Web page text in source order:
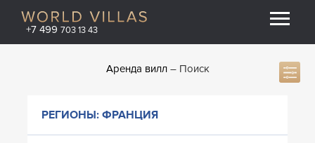
+7 499 703 13 43
Аренда вилл Поиск
РЕГИОНЫ: ФРАНЦИЯ